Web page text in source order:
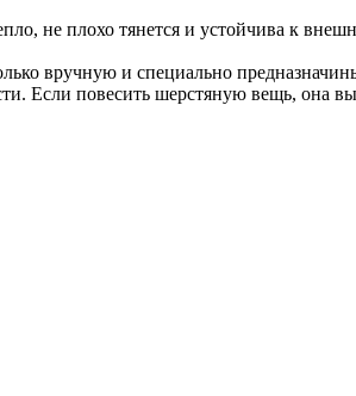
не плохо тянется и устойчива к
вручную и специально
Если повесить шерстяную вещь, она